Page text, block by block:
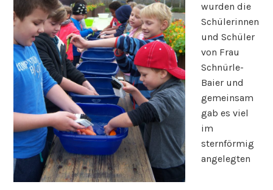
wurden die
Schülerinnen
und Schüler
von Frau
Schnürle-
Baier und
gemeinsam
gab es viel
im
sternförmig
angelegten